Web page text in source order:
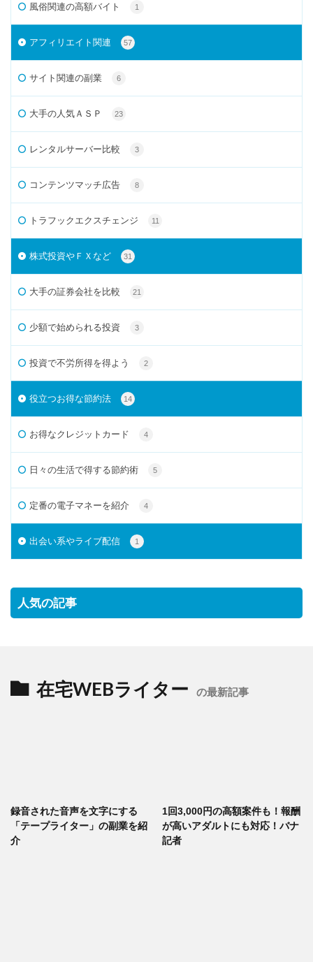
風俗関連の高額バイト 1
アフィリエイト関連 57
サイト関連の副業 6
大手の人気ＡＳＰ 23
レンタルサーバー比較 3
コンテンツマッチ広告 8
トラフックエクスチェンジ 11
株式投資やＦＸなど 31
大手の証券会社を比較 21
少額で始められる投資 3
投資で不労所得を得よう 2
役立つお得な節約法 14
お得なクレジットカード 4
日々の生活で得する節約術 5
定番の電子マネーを紹介 4
出会い系やライブ配信 1
人気の記事
在宅WEBライター の最新記事
録音された音声を文字にする
「テープライター」の副業を紹
介
1回3,000円の高額案件も！報酬
が高いアダルトにも対応！バナ
記者